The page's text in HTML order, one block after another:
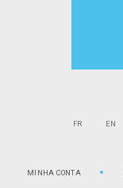
FR EN
MINHA CONTA